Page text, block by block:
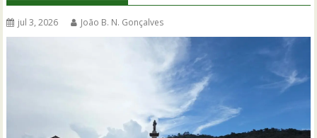
jul 3, 2026 João B. N. Gonçalves